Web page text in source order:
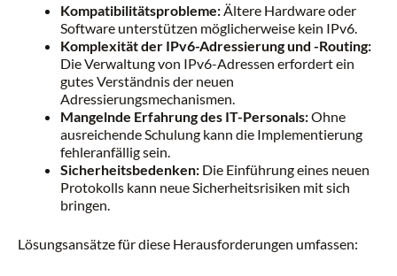
Kompatibilitätsprobleme: Ältere Hardware oder
Software unterstützen möglicherweise kein IPv6.
Komplexität der IPv6-Adressierung und -Routing:
Die Verwaltung von IPv6-Adressen erfordert ein
gutes Verständnis der neuen
Adressierungsmechanismen.
Mangelnde Erfahrung des IT-Personals:Ohne
ausreichende Schulung kann die Implementierung
fehleranfällig sein.
Sicherheitsbedenken: Die Einführung eines neuen
Protokolls kann neue Sicherheitsrisiken mit sich
bringen.
Lösungsansätze für diese Herausforderungen umfassen: